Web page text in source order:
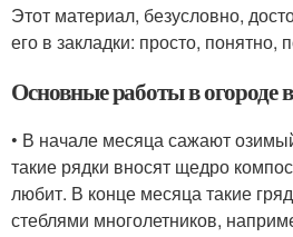
Этот материал, безусловно,
его в закладки: просто, понятно,
Основные работы в огороде
• В начале месяца сажают
такие рядки вносят щедро
любит. В конце месяца такие
стеблями многолетников,